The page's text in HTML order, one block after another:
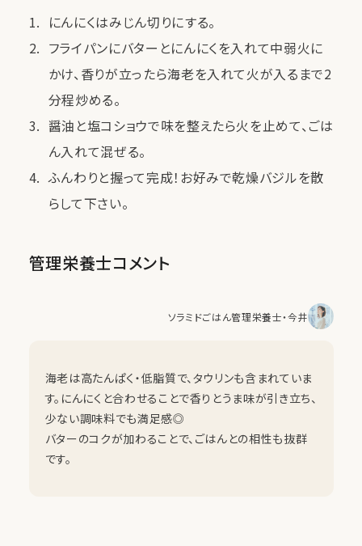
にんにくはみじん切りにする。
フライパンにバターとにんにくを入れて中弱火に
かけ、香りが立ったら海老を入れて火が入るまで2
分程炒める。
醤油と塩コショウで味を整えたら火を止めて、ごは
ん入れて混ぜる。
ふんわりと握って完成！お好みで乾燥バジルを散
らして下さい。
管理栄養士コメント
ソラミドごはん管理栄養士・今井
海老は高たんぱく・低脂質で、タウリンも含まれていま
す。にんにくと合わせることで香りとうま味が引き立ち、
少ない調味料でも満足感◎
バターのコクが加わることで、ごはんとの相性も抜群
です。